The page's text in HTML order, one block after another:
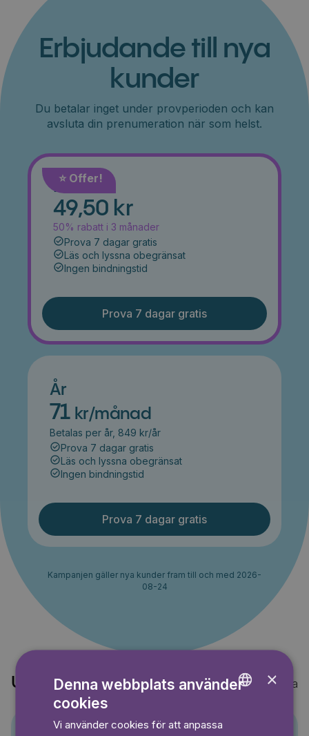
Erbjudande till nya
kunder
Du betalar inget under provperioden och kan
avsluta din prenumeration när som helst.
⭐️ Offer!
Månad
49,50 kr
50% rabatt i 3 månader
Prova 7 dagar gratis
Läs och lyssna obegränsat
Ingen bindningstid
Prova 7 dagar gratis
År
71 kr/månad
Betalas per år, 849 kr/år
Prova 7 dagar gratis
Läs och lyssna obegränsat
Ingen bindningstid
Prova 7 dagar gratis
Kampanjen gäller nya kunder fram till och med 2026-
08-24
Upptäck också Visa alla
×
Denna webbplats använder
cookies
Vi använder cookies för att anpassa